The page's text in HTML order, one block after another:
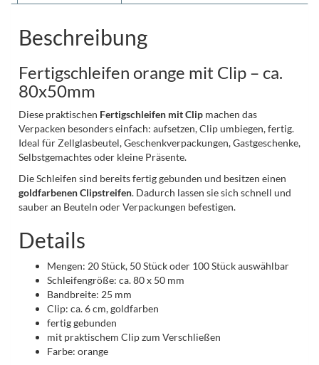
Beschreibung
Fertigschleifen orange mit Clip – ca.
80x50mm
Diese praktischen Fertigschleifen mit Clip machen das
Verpacken besonders einfach: aufsetzen, Clip umbiegen, fertig.
Ideal für Zellglasbeutel, Geschenkverpackungen, Gastgeschenke,
Selbstgemachtes oder kleine Präsente.
Die Schleifen sind bereits fertig gebunden und besitzen einen
goldfarbenen Clipstreifen. Dadurch lassen sie sich schnell und
sauber an Beuteln oder Verpackungen befestigen.
Details
Mengen: 20 Stück, 50 Stück oder 100 Stück auswählbar
Schleifengröße: ca. 80 x 50 mm
Bandbreite: 25 mm
Clip: ca. 6 cm, goldfarben
fertig gebunden
mit praktischem Clip zum Verschließen
Farbe: orange